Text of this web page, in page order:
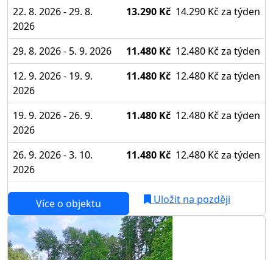
22. 8. 2026 - 29. 8.
2026
13.290 Kč 14.290 Kč za týden
29. 8. 2026 - 5. 9. 2026 11.480 Kč 12.480 Kč za týden
12. 9. 2026 - 19. 9.
2026
11.480 Kč 12.480 Kč za týden
19. 9. 2026 - 26. 9.
2026
11.480 Kč 12.480 Kč za týden
26. 9. 2026 - 3. 10.
2026
11.480 Kč 12.480 Kč za týden
Více o objektu Uložit na později